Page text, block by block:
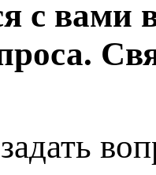
с вами
задать